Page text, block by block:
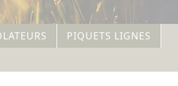
PIQUETS LIGNES